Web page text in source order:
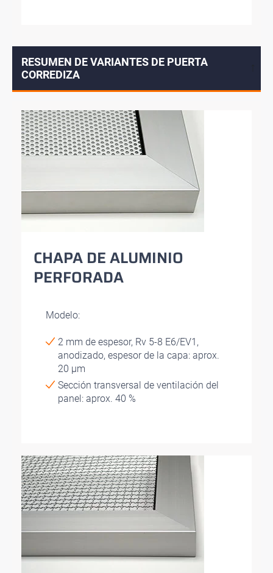
RESUMEN DE VARIANTES DE PUERTA
CORREDIZA
CHAPA DE ALUMINIO
PERFORADA
Modelo:
2 mm de espesor, Rv 5-8 E6/EV1,
anodizado, espesor de la capa: aprox.
20 µm
Sección transversal de ventilación del
panel: aprox. 40 %